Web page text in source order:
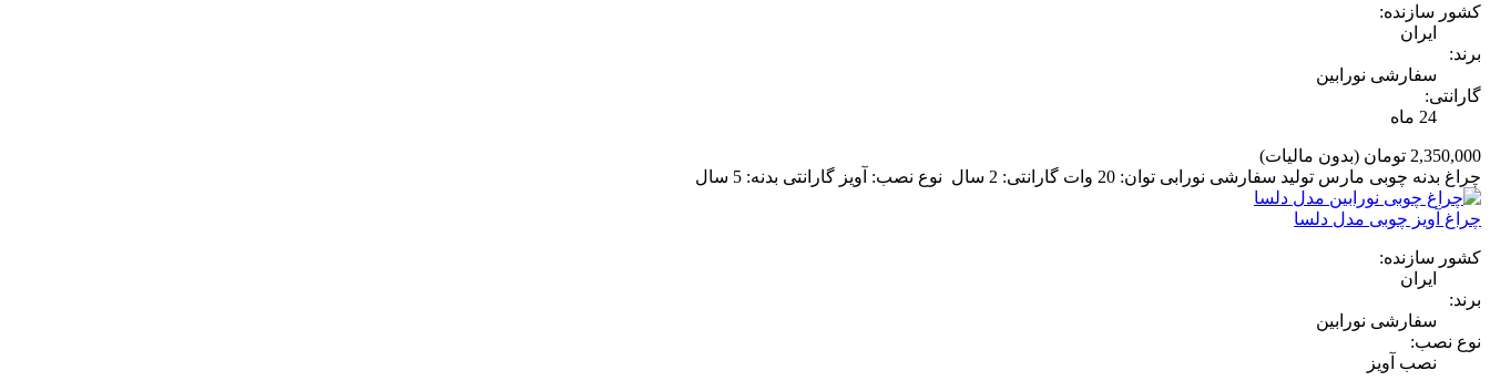
کشور سازنده:
ایران
برند:
سفارشی نورابین
گارانتی:
24 ماه
2,350,000 تومان
(بدون مالیات)
چراغ بدنه چوبی مارس تولید سفارشی نورابی توان: 20 وات گارانتی: 2 سال نوع نصب: آویز گارانتی بدنه: 5 سال
چراغ آویز چوبی مدل دلسا
کشور سازنده:
ایران
برند:
سفارشی نورابین
نوع نصب:
نصب آویز